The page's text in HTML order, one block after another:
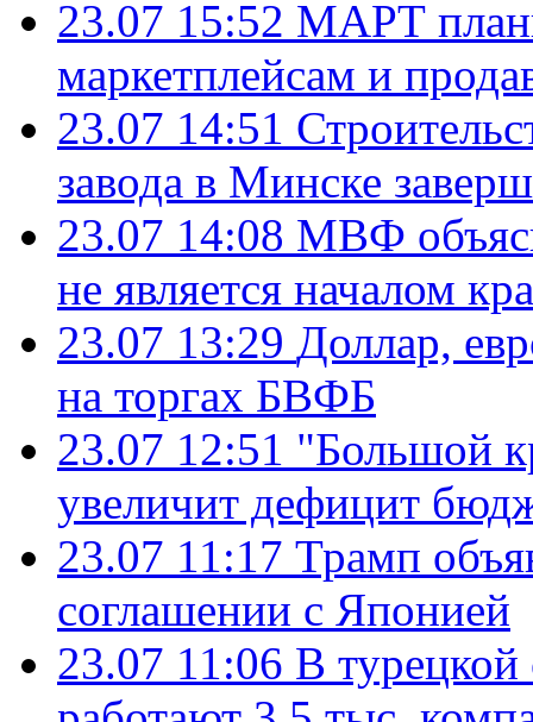
23.07 15:52 МАРТ
маркетплейсам и
23.07 14:51
завода в Минске
23.07 14:08 МВФ
не является началом
23.07 13:29 Доллар,
на торгах БВФБ
23.07 12:51 "Большой
увеличит дефицит
23.07 11:17 Трамп
соглашении с Японией
23.07 11:06 В